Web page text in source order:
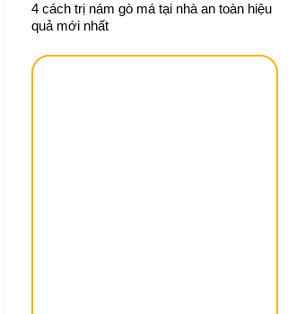
4 cách trị nám gò má tại nhà an toàn hiệu
quả mới nhất